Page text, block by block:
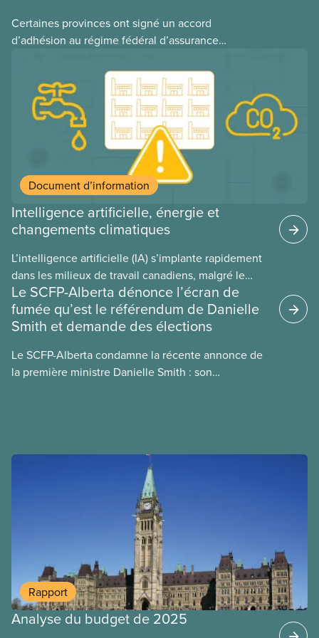
Certaines provinces ont signé un accord
d’adhésion au régime fédéral d’assurance
ces provinces s’interrogent sur l’incidence que ce
régime pourrait avoir sur leurs avantages
sociaux actuels.
Document d’information
Intelligence artificielle, énergie et
changements climatiques
L’intelligence artificielle (IA) s’implante rapidement
dans les milieux de travail canadiens, malgré le
manque de lois et de règlements pour l’encadrer et
de tests menés en amont. Le présent document
d’information porte sur la consommation
environnementales, le rôle du secteur privé dans
l’intensification de ces conséquences et les
Le SCFP-Alberta dénonce l’écran de
fumée qu’est le référendum de Danielle
Smith et demande des élections
Le SCFP-Alberta condamne la récente annonce de
la première ministre Danielle Smith : son
Rapport
Analyse du budget de 2025